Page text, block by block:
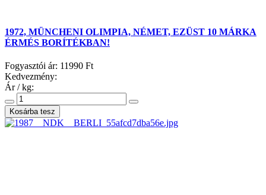
1972, MÜNCHENI OLIMPIA, NÉMET, EZÜST 10 MÁRKA
ÉRMÉS BORÍTÉKBAN!
Fogyasztói ár: 11990 Ft
Kedvezmény:
Ár / kg: